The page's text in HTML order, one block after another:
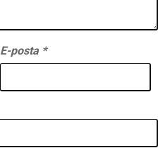
E-posta *